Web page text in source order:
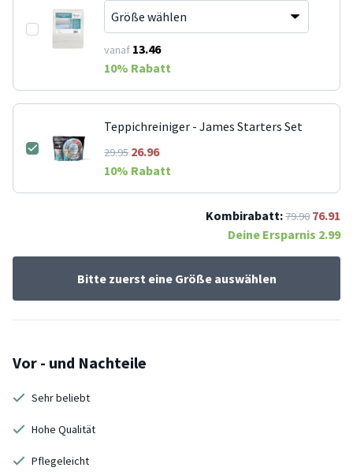
vanaf 13.46
10% Rabatt
Teppichreiniger - James Starters Set
29.9526.96
10% Rabatt
Kombirabatt:79.90 76.91
Deine Ersparnis 2.99
Bitte zuerst eine Größe auswählen
Vor - und Nachteile
Sehr beliebt
Hohe Qualität
Pflegeleicht